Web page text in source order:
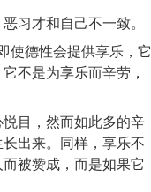
习才和自己不一致。
使德性会提供享乐，它
不是为享乐而辛劳，
目，然而如此多的辛
出来。同样，享乐不
被赞成，而是如果它